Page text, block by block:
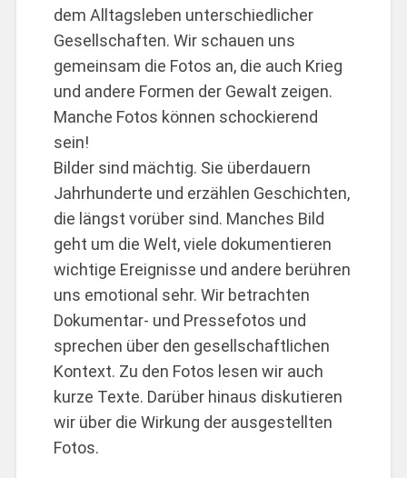
dem Alltagsleben unterschiedlicher
Gesellschaften. Wir schauen uns
gemeinsam die Fotos an, die auch Krieg
und andere Formen der Gewalt zeigen.
Manche Fotos können schockierend
sein!
Bilder sind mächtig. Sie überdauern
Jahrhunderte und erzählen Geschichten,
die längst vorüber sind. Manches Bild
geht um die Welt, viele dokumentieren
wichtige Ereignisse und andere berühren
uns emotional sehr. Wir betrachten
Dokumentar- und Pressefotos und
sprechen über den gesellschaftlichen
Kontext. Zu den Fotos lesen wir auch
kurze Texte. Darüber hinaus diskutieren
wir über die Wirkung der ausgestellten
Fotos.